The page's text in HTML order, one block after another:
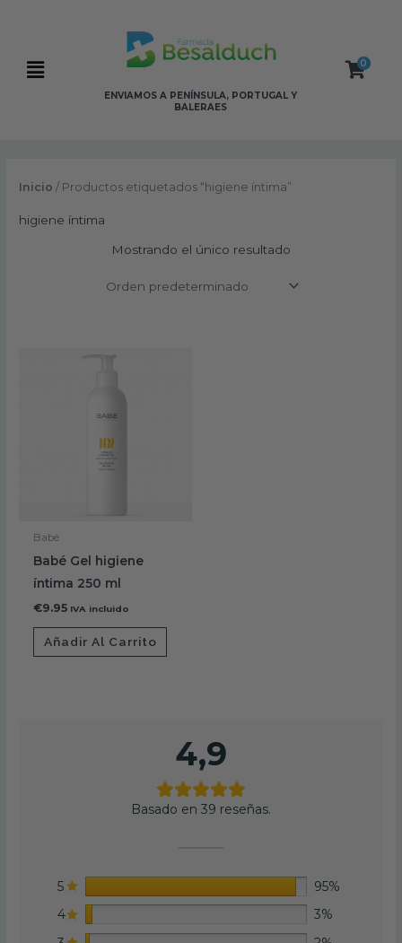
Flyout
ENVIAMOS A PENÍNSULA, PORTUGAL Y
BALERAES
0
Inicio / Productos etiquetados “higiene íntima”
higiene íntima
Mostrando el único resultado
Babé
Babé Gel higiene
íntima 250 ml
€9.95 IVA incluido
Añadir Al Carrito
4,9
Basado en 39 reseñas.
5
95%
4
3%